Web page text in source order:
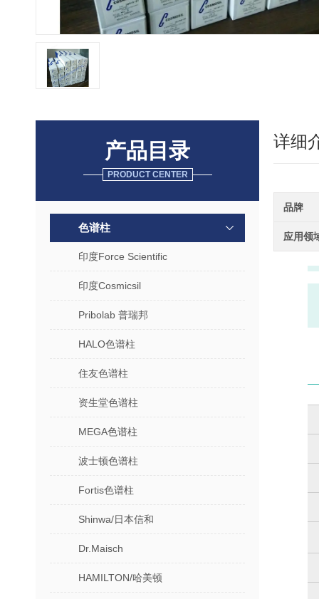
产品目录
PRODUCT CENTER
色谱柱
印度Force Scientific
印度Cosmicsil
Pribolab 普瑞邦
HALO色谱柱
住友色谱柱
资生堂色谱柱
MEGA色谱柱
波士顿色谱柱
Fortis色谱柱
Shinwa/日本信和
Dr.Maisch
HAMILTON/哈美顿
详细
品牌
应用领